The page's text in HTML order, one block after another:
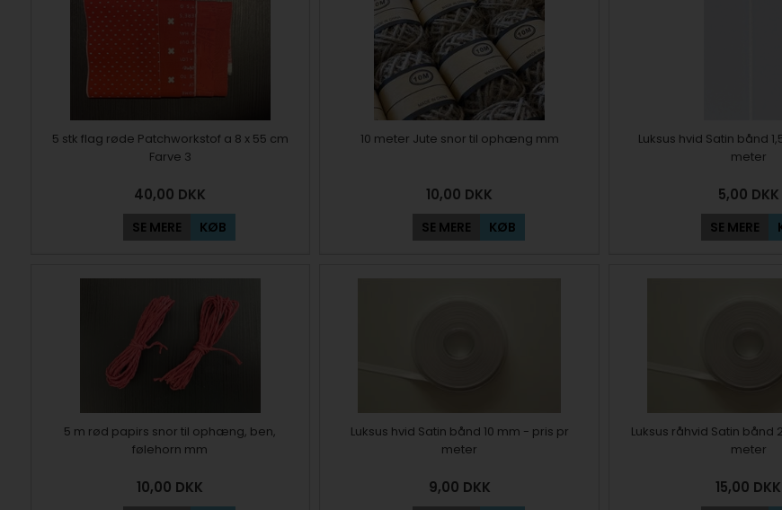
5 stk flag røde Patchworkstof a 8 x 55 cm
Farve 3
40,00 DKK
SE MERE KØB
10 meter Jute snor til ophæng mm
10,00 DKK
SE MERE KØB
Luksus hvid Satin bånd
meter
5,00 DKK
SE MERE
5 m rød papirs snor til ophæng, ben,
følehorn mm
10,00 DKK
Luksus hvid Satin bånd 10 mm - pris pr
meter
9,00 DKK
Luksus råhvid Satin bånd
meter
15,00 DKK